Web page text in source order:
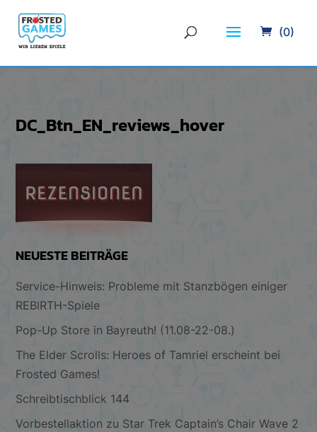
(0)
DC_Btn_EN_reviews_hover
NEUESTE BEITRÄGE
Service-Hinweis: Probleme mit Stanzbögen einiger
REBIRTH-Spiele
Pop-Up Store in Bayreuth! (11.08-22-08.)
The Elder Scrolls: Heroes of Tamriel erscheint bei
Frosted Games!
Schreibtischblick 144
Vorbestellaktion zu Star Trek Captain’s Chair Wave 2